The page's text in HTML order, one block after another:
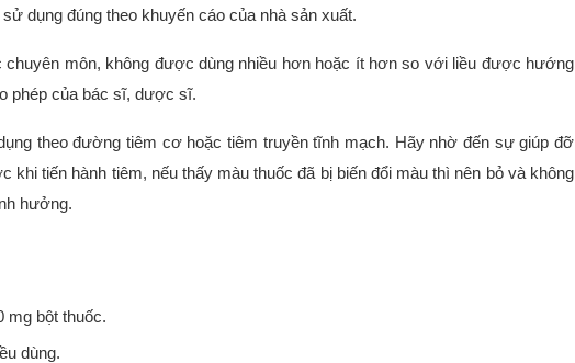
dụng đúng theo khuyến cáo của nhà sản xuất.
môn, không được dùng nhiều hơn hoặc ít hơn so với liều được hướng
phép của bác sĩ, dược sĩ.
theo đường tiêm cơ hoặc tiêm truyền tĩnh mạch. Hãy nhờ đến sự giúp đỡ
tiến hành tiêm, nếu thấy màu thuốc đã bị biến đổi màu thì nên bỏ và không
hưởng.
mg bột thuốc.
dùng.